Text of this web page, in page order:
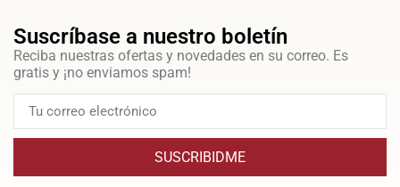
Suscríbase a nuestro boletín
Reciba nuestras ofertas y novedades en su correo. Es
gratis y ¡no enviamos spam!
SUSCRIBIDME